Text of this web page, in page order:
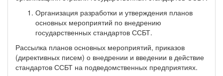
Организация разработки и утверждения планов
основных мероприятий по внедрению
государственных стандартов ССБТ.
Рассылка планов основных мероприятий, приказов
(директивных писем) о внедрении и введении в действие
стандартов ССБТ на подведомственных предприятиях.